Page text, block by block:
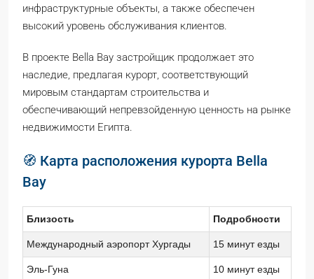
инфраструктурные объекты, а также обеспечен
высокий уровень обслуживания клиентов.
В проекте Bella Bay застройщик продолжает это
наследие, предлагая курорт, соответствующий
мировым стандартам строительства и
обеспечивающий непревзойденную ценность на рынке
недвижимости Египта.
🧭 Карта расположения курорта Bella
Bay
Близость Подробности
Международный аэропорт Хургады 15 минут езды
Эль-Гуна 10 минут езды